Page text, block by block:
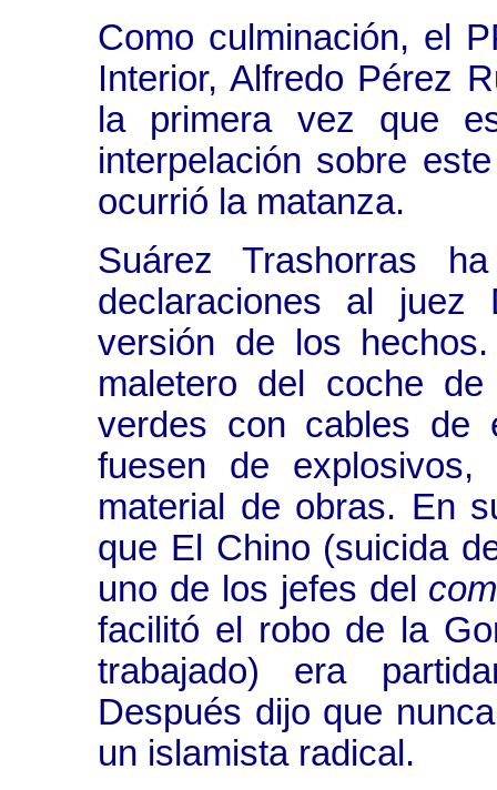
Como culminación, el
Interior, Alfredo Pérez
la primera vez que
interpelación sobre
ocurrió la matanza.
Suárez Trashorras
declaraciones al juez
versión de los
maletero del coche
verdes con cables de
fuesen de
material de obras. En
que El Chino (suicida
uno de los jefes del
facilitó el robo de la
trabajado) era
Después dijo que
un islamista radical.